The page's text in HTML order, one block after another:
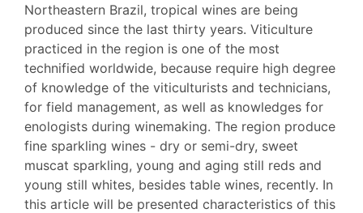
Northeastern Brazil, tropical wines are being
produced since the last thirty years. Viticulture
practiced in the region is one of the most
technified worldwide, because require high degree
of knowledge of the viticulturists and technicians,
for field management, as well as knowledges for
enologists during winemaking. The region produce
fine sparkling wines - dry or semi-dry, sweet
muscat sparkling, young and aging still reds and
young still whites, besides table wines, recently. In
this article will be presented characteristics of this